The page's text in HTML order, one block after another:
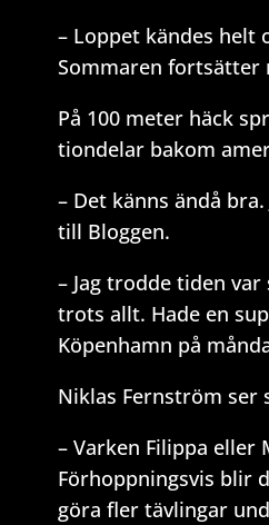
– Loppet kändes helt
Sommaren fortsätter
På 100 meter häck
tiondelar bakom
– Det känns ändå
till Bloggen.
– Jag trodde tiden
trots allt. Hade en
Köpenhamn på
Niklas Fernström ser
– Varken Filippa eller
Förhoppningsvis blir
göra fler tävlingar